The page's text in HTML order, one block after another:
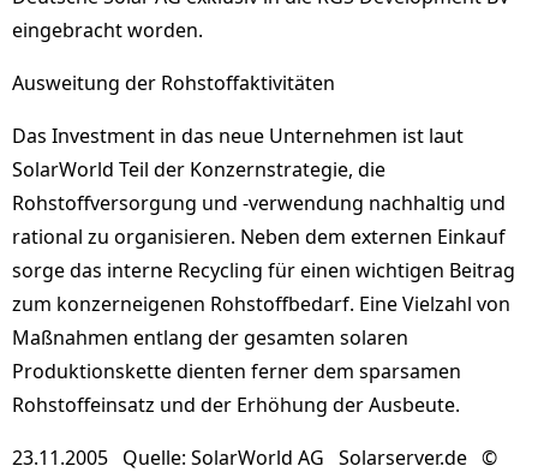
eingebracht worden.
Ausweitung der Rohstoffaktivitäten
Das Investment in das neue Unternehmen ist laut
SolarWorld Teil der Konzernstrategie, die
Rohstoffversorgung und -verwendung nachhaltig und
rational zu organisieren. Neben dem externen Einkauf
sorge das interne Recycling für einen wichtigen Beitrag
zum konzerneigenen Rohstoffbedarf. Eine Vielzahl von
Maßnahmen entlang der gesamten solaren
Produktionskette dienten ferner dem sparsamen
Rohstoffeinsatz und der Erhöhung der Ausbeute.
23.11.2005 Quelle: SolarWorld AG Solarserver.de ©